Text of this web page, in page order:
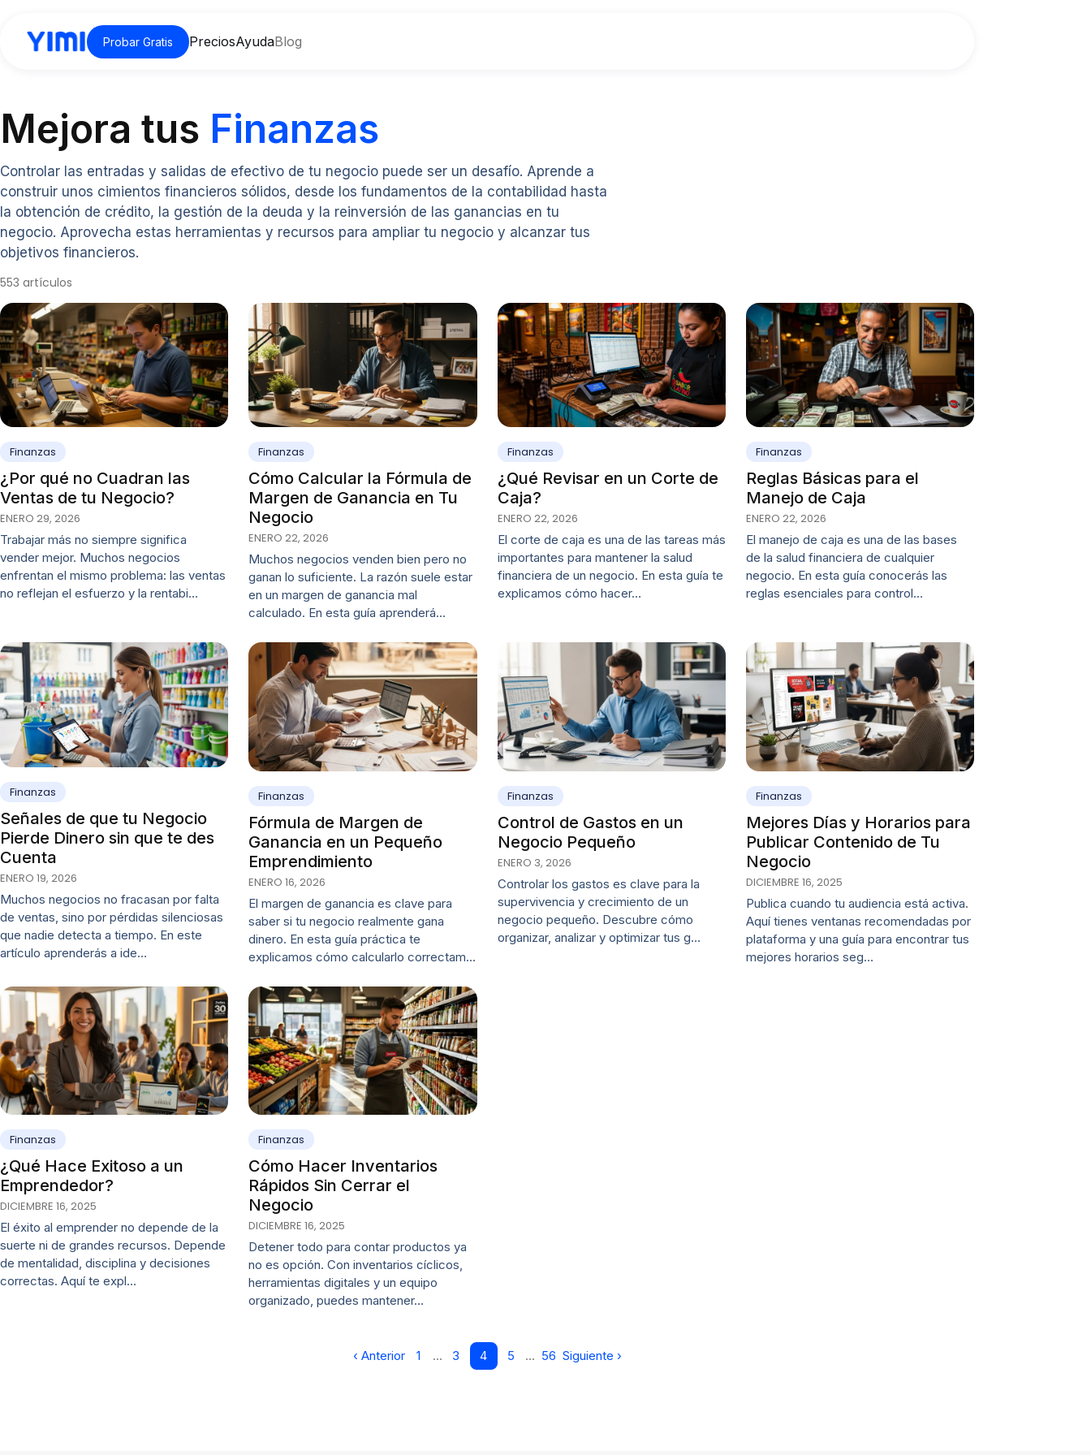
Probar Gratis PreciosAyudaBlog
Mejora tus Finanzas
Controlar las entradas y salidas de efectivo de tu negocio puede ser un desafío. Aprende a
construir unos cimientos financieros sólidos, desde los fundamentos de la contabilidad hasta
la obtención de crédito, la gestión de la deuda y la reinversión de las ganancias en tu
negocio. Aprovecha estas herramientas y recursos para ampliar tu negocio y alcanzar tus
objetivos financieros.
553 artículos
Finanzas
¿Por qué no Cuadran las
Ventas de tu Negocio?
ENERO 29, 2026
Trabajar más no siempre significa
vender mejor. Muchos negocios
enfrentan el mismo problema: las ventas
no reflejan el esfuerzo y la rentabi…
Finanzas
Cómo Calcular la Fórmula de
Margen de Ganancia en Tu
Negocio
ENERO 22, 2026
Muchos negocios venden bien pero no
ganan lo suficiente. La razón suele estar
en un margen de ganancia mal
calculado. En esta guía aprenderá…
Finanzas
¿Qué Revisar en un Corte de
Caja?
ENERO 22, 2026
El corte de caja es una de las tareas más
importantes para mantener la salud
financiera de un negocio. En esta guía te
explicamos cómo hacer…
Finanzas
Reglas Básicas para el
Manejo de Caja
ENERO 22, 2026
El manejo de caja es una de las bases
de la salud financiera de cualquier
negocio. En esta guía conocerás las
reglas esenciales para control…
Finanzas
Señales de que tu Negocio
Pierde Dinero sin que te des
Cuenta
ENERO 19, 2026
Muchos negocios no fracasan por falta
de ventas, sino por pérdidas silenciosas
que nadie detecta a tiempo. En este
artículo aprenderás a ide…
Finanzas
Fórmula de Margen de
Ganancia en un Pequeño
Emprendimiento
ENERO 16, 2026
El margen de ganancia es clave para
saber si tu negocio realmente gana
dinero. En esta guía práctica te
explicamos cómo calcularlo correctam…
Finanzas
Control de Gastos en un
Negocio Pequeño
ENERO 3, 2026
Controlar los gastos es clave para la
supervivencia y crecimiento de un
negocio pequeño. Descubre cómo
organizar, analizar y optimizar tus g…
Finanzas
Mejores Días y Horarios para
Publicar Contenido de Tu
Negocio
DICIEMBRE 16, 2025
Publica cuando tu audiencia está activa.
Aquí tienes ventanas recomendadas por
plataforma y una guía para encontrar tus
mejores horarios seg…
Finanzas
¿Qué Hace Exitoso a un
Emprendedor?
DICIEMBRE 16, 2025
El éxito al emprender no depende de la
suerte ni de grandes recursos. Depende
de mentalidad, disciplina y decisiones
correctas. Aquí te expl…
Finanzas
Cómo Hacer Inventarios
Rápidos Sin Cerrar el
Negocio
DICIEMBRE 16, 2025
Detener todo para contar productos ya
no es opción. Con inventarios cíclicos,
herramientas digitales y un equipo
organizado, puedes mantener…
‹ Anterior 1 … 3 4 5 … 56 Siguiente ›